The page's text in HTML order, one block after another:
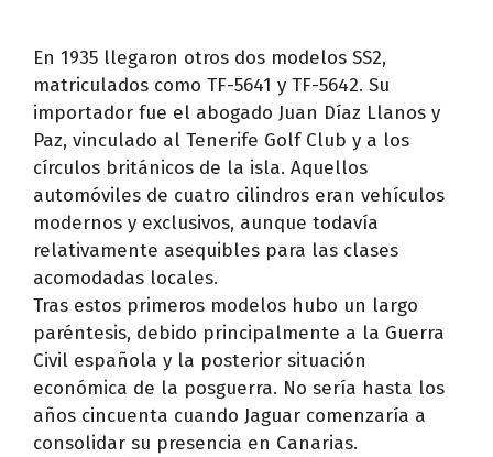
En 1935 llegaron otros dos modelos SS2,
matriculados como TF-5641 y TF-5642. Su
importador fue el abogado Juan Díaz Llanos y
Paz, vinculado al Tenerife Golf Club y a los
círculos británicos de la isla. Aquellos
automóviles de cuatro cilindros eran vehículos
modernos y exclusivos, aunque todavía
relativamente asequibles para las clases
acomodadas locales.
Tras estos primeros modelos hubo un largo
paréntesis, debido principalmente a la Guerra
Civil española y la posterior situación
económica de la posguerra. No sería hasta los
años cincuenta cuando Jaguar comenzaría a
consolidar su presencia en Canarias.